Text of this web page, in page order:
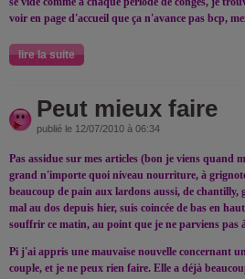
voir en page d'accueil que ça n'avance pas bcp,
lire la suite
Peut mieux faire
publié le 12/07/2010 à 06:34
Pas assidue sur mes articles (bon je viens quand
grand n'importe quoi niveau nourriture, à
beaucoup de pain aux lardons aussi, de chantilly,
mal au dos depuis hier, suis coincée de bas en
souffrir ce matin, au point que je ne parviens pas
Pi j'ai appris une mauvaise nouvelle concernant
couple, et je ne peux rien faire. Elle a déjà